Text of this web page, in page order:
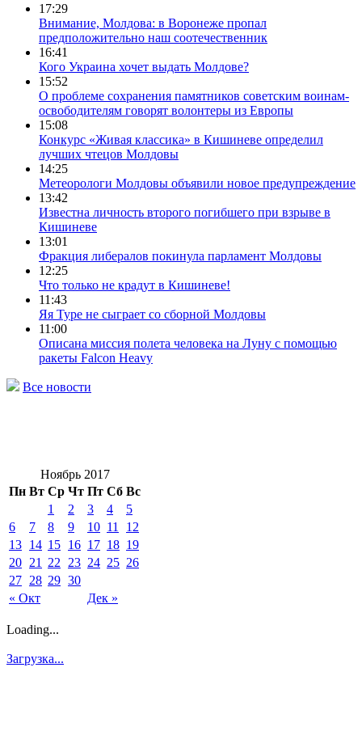
17:29
Внимание, Молдова: в Воронеже пропал
предположительно наш соотечественник
16:41
Кого Украина хочет выдать Молдове?
15:52
О проблеме сохранения памятников советским воинам-
освободителям говорят волонтеры из Европы
15:08
Конкурс «Живая классика» в Кишиневе определил
лучших чтецов Молдовы
14:25
Метеорологи Молдовы объявили новое предупреждение
13:42
Известна личность второго погибшего при взрыве в
Кишиневе
13:01
Фракция либералов покинула парламент Молдовы
12:25
Что только не крадут в Кишиневе!
11:43
Яя Туре не сыграет со сборной Молдовы
11:00
Описана миссия полета человека на Луну с помощью
ракеты Falcon Heavy
Все новости
Ноябрь 2017
Пн Вт Ср Чт Пт Сб Вс
« Окт Дек »
1 2 3 4
5
6
7 8 9 10 11
12
13 14 15 16 17 18 19
20 21 22 23 24 25 26
27 28 29 30
Loading...
Загрузка...